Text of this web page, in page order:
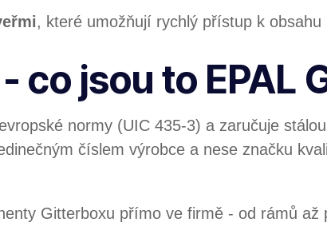
, které umožňují rychlý přístup k
co jsou to EPAL
normy (UIC 435-3) a zaručuje
číslem výrobce a nese značku
Gitterboxu přímo ve firmě - od rámů